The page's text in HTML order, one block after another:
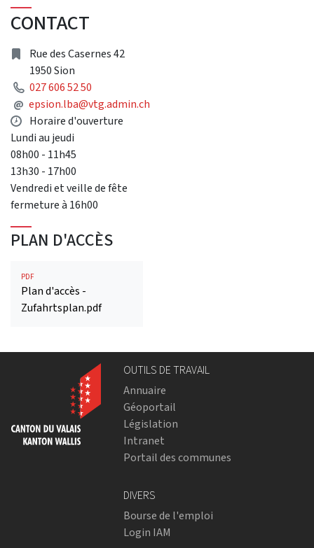
CONTACT
Address
Rue des Casernes 42
1950 Sion
Phone
027 606 52 50
@ Mail
epsion.lba@vtg.admin.ch
Opening hours
Horaire d'ouverture
Lundi au jeudi
08h00 - 11h45
13h30 - 17h00
Vendredi et veille de fête
fermeture à 16h00
PLAN D'ACCÈS
PDF
Plan d'accès -
Zufahrtsplan.pdf
OUTILS DE TRAVAIL
Annuaire
Géoportail
Législation
Intranet
Portail des communes
DIVERS
Bourse de l'emploi
Login IAM